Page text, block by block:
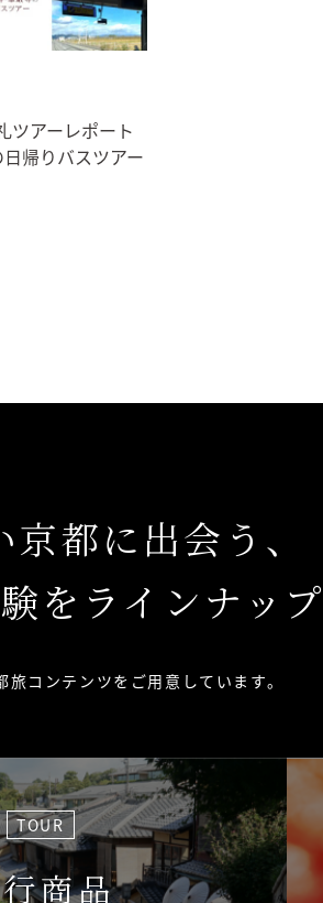
ツアーレポート
帰りバスツアー
都に出会う、
をラインナップ
旅コンテンツを ご用意しています。
TOUR
商品